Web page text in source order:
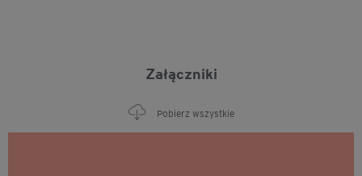
Załączniki
Pobierz wszystkie